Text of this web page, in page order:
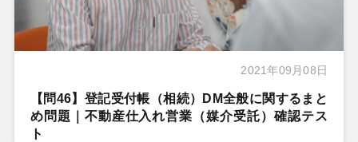
2021年09月08日
【問46】登記受付帳（相続）DM全般に関するまと
め問題｜不動産仕入れ営業（媒介受託）確認テス
ト